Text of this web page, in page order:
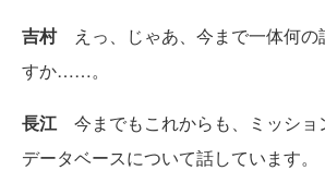
吉村えっ、じゃあ、今まで一体何の
すか……。
長江今までもこれからも、ミッショ
データベースについて話しています。